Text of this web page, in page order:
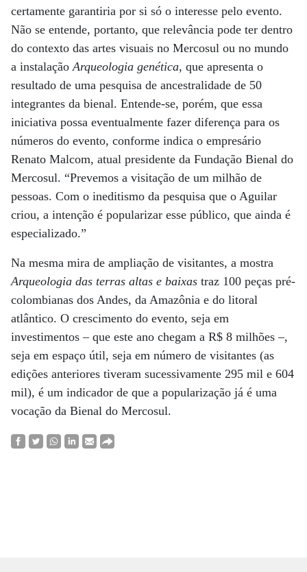
certamente garantiria por si só o interesse pelo evento.
Não se entende, portanto, que relevância pode ter dentro
do contexto das artes visuais no Mercosul ou no mundo
a instalaçãoArqueologia genética, que apresenta o
resultado de uma pesquisa de ancestralidade de 50
integrantes da bienal. Entende-se, porém, que essa
iniciativa possa eventualmente fazer diferença para os
números do evento, conforme indica o empresário
Renato Malcom, atual presidente da Fundação Bienal do
Mercosul. “Prevemos a visitação de um milhão de
pessoas. Com o ineditismo da pesquisa que o Aguilar
criou, a intenção é popularizar esse público, que ainda é
especializado.”
Na mesma mira de ampliação de visitantes, a mostra
Arqueologia das terras altas e baixas traz 100 peças pré-
colombianas dos Andes, da Amazônia e do litoral
atlântico. O crescimento do evento, seja em
investimentos – que este ano chegam a R$ 8 milhões –,
seja em espaço útil, seja em número de visitantes (as
edições anteriores tiveram sucessivamente 295 mil e 604
mil), é um indicador de que a popularização já é uma
vocação da Bienal do Mercosul.